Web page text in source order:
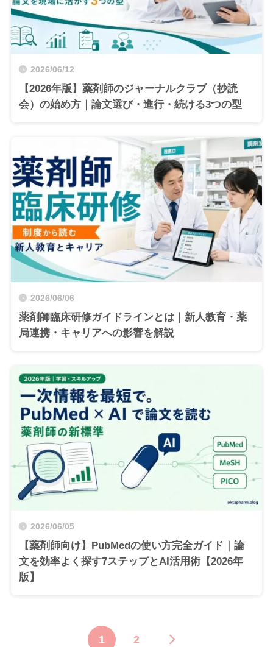
2026/06/12
【2026年版】薬剤師のジャーナルクラブ（抄読
会）の始め方｜論文選び・進行・続ける3つの型
2026/06/06
薬剤師臨床研修ガイドラインとは｜新人教育・薬
局連携・キャリアへの影響を解説
2026/06/05
【薬剤師向け】PubMedの使い方完全ガイド｜論
文を効率よく探す7ステップとAI活用術【2026年
版】
1 2